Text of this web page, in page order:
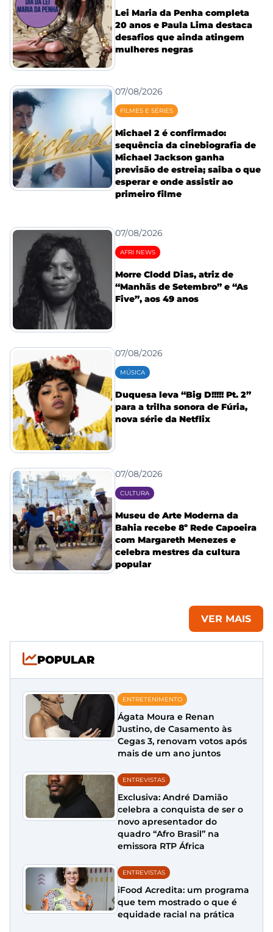
Lei Maria da Penha completa
20 anos e Paula Lima destaca
desafios que ainda atingem
mulheres negras
07/08/2026
FILMES E SÉRIES
Michael 2 é confirmado:
sequência da cinebiografia de
Michael Jackson ganha
previsão de estreia; saiba o que
esperar e onde assistir ao
primeiro filme
07/08/2026
AFRI NEWS
Morre Clodd Dias, atriz de
“Manhãs de Setembro” e “As
Five”, aos 49 anos
07/08/2026
MÚSICA
Duquesa leva “Big D!!!!! Pt. 2”
para a trilha sonora de Fúria,
nova série da Netflix
07/08/2026
CULTURA
Museu de Arte Moderna da
Bahia recebe 8º Rede Capoeira
com Margareth Menezes e
celebra mestres da cultura
popular
VER MAIS
POPULAR
ENTRETENIMENTO
Ágata Moura e Renan
Justino, de Casamento às
Cegas 3, renovam votos após
mais de um ano juntos
ENTREVISTAS
Exclusiva: André Damião
celebra a conquista de ser o
novo apresentador do
quadro “Afro Brasil” na
emissora RTP África
ENTREVISTAS
iFood Acredita: um programa
que tem mostrado o que é
equidade racial na prática